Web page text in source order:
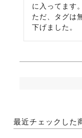
に入ってます。
ただ、タグは
下げました。
最近チェックした